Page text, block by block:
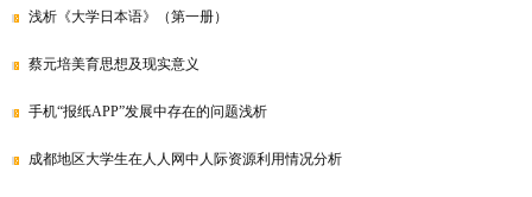
浅析《大学日本语》（第一册）
蔡元培美育思想及现实意义
手机“报纸APP”发展中存在的问题浅析
成都地区大学生在人人网中人际资源利用情况分析